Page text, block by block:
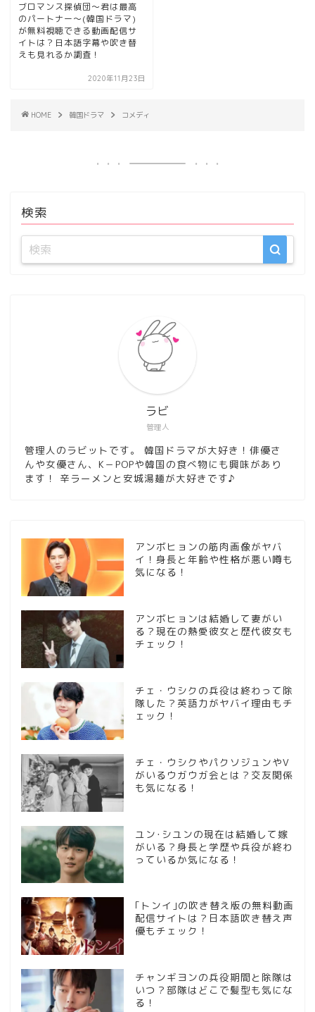
ブロマンス探偵団～君は最高
のパートナー～(韓国ドラマ)
が無料視聴できる動画配信サ
イトは？日本語字幕や吹き替
えも見れるか調査！
2020年11月23日
HOME 韓国ドラマ コメディ
検索
管理人
ラビ
管理人のラビットです。 韓国ドラマが大好き！俳優さ
んや女優さん、K－POPや韓国の食べ物にも興味があり
ます！ 辛ラーメンと安城湯麺が大好きです♪
アンボヒョンの筋肉画像がヤバ
イ！身長と年齢や性格が悪い噂も
気になる！
アンボヒョンは結婚して妻がい
る？現在の熱愛彼女と歴代彼女も
チェック！
チェ・ウシクの兵役は終わって除
隊した？英語力がヤバイ理由もチ
ェック！
チェ・ウシクやパクソジュンやV
がいるウガウガ会とは？交友関係
も気になる！
ユン･シユンの現在は結婚して嫁
がいる？身長と学歴や兵役が終わ
っているか気になる！
｢トンイ｣の吹き替え版の無料動画
配信サイトは？日本語吹き替え声
優もチェック！
チャンギヨンの兵役期間と除隊は
いつ？部隊はどこで髪型も気にな
る！